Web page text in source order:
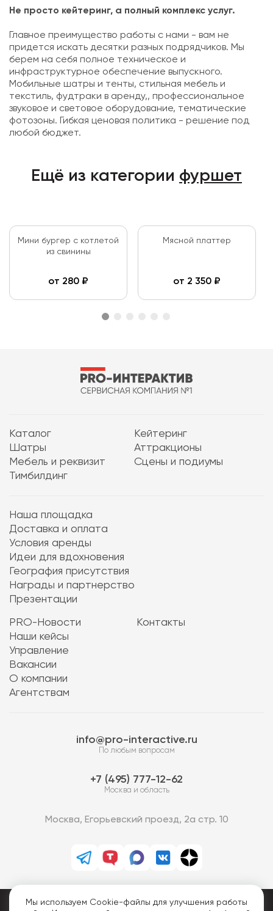
Не просто кейтеринг, а полный комплекс услуг.
Главное преимущество работы с нами - вам не
придется искать десятки разных подрядчиков. Мы
берем на себя полное техническое и
инфраструктурное обеспечение выпускного.
Мобильные шатры и тенты, стильная мебель и
текстиль, фудтраки в аренду,, профессиональное
звуковое и световое оборудование, тематические
фотозоны. Гибкая ценовая политика - решение под
любой бюджет.
Ещё из категории фуршет
Мини бургер с котлетой
из свинины
от 280 ₽
Мясной платтер
от 2 350 ₽
Каталог
Кейтеринг
Шатры
Аттракционы
Мебель и реквизит
Сцены и подиумы
Тимбилдинг
Наша площадка
Доставка и оплата
Условия аренды
Идеи для вдохновения
География присутствия
Награды и партнерство
Презентации
PRO-Новости
Наши кейсы
Управление
Вакансии
О компании
Агентствам
Контакты
info@pro-interactive.ru
По любым вопросам
7 (495) 777-12-62
Москва и область
Москва, Егорьевский проезд, 2а стр. 10
PRO-Интерактив © 2013-2026.
Мы используем Cookie-файлы для улучшения работы